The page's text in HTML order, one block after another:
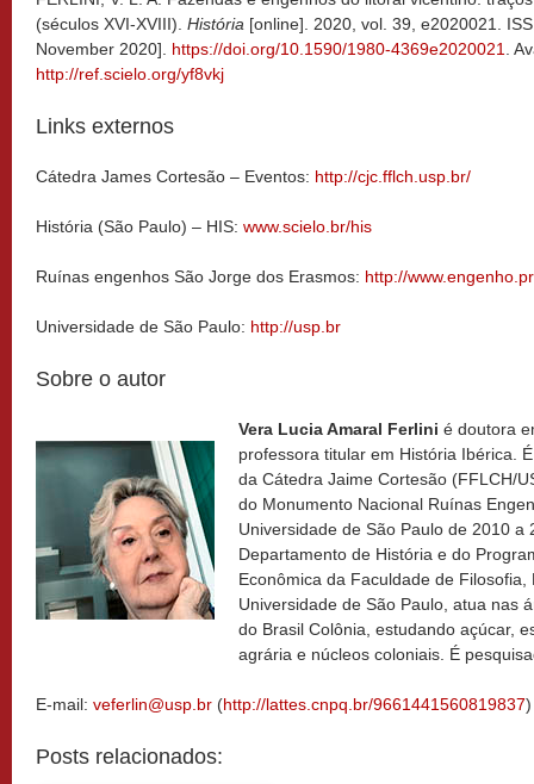
(séculos XVI-XVIII). História [online]. 2020, vol. 39, e2020021.
November 2020]. https://doi.org/10.1590/1980-4369e2020021
.
http://ref.scielo.org/yf8vkj
Links externos
Cátedra James Cortesão – Eventos: http://cjc.fflch.usp.br/
História (São Paulo) – HIS: www.scielo.br/his
Ruínas engenhos São Jorge dos Erasmos: http://
Universidade de São Paulo: http://usp.br
Sobre o autor
Vera Lucia Amaral Ferlini é doutora
professora titular em História Ibérica.
da Cátedra Jaime Cortesão (FFLCH/
do Monumento Nacional Ruínas
Universidade de São Paulo de 2010 a
Departamento de História e do
Econômica da Faculdade de
Universidade de São Paulo, atua nas
do Brasil Colônia, estudando açúcar,
agrária e núcleos coloniais. É
E-mail: veferlin@usp.br (http://lattes.cnpq.br/9661441560819837)
Posts relacionados: